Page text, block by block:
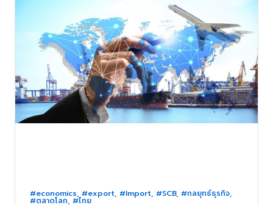
#economics, #export, #Import, #SCB, #กลยุทธ์ธุรกิจ,
#ตลาดโลก, #ไทย